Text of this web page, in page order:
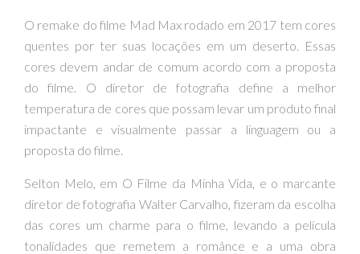
O remake do filme Mad Max rodado em 2017 tem cores
quentes por ter suas locações em um deserto. Essas
cores devem andar de comum acordo com a proposta
do filme. O diretor de fotografia define a melhor
temperatura de cores que possam levar um produto final
impactante e visualmente passar a linguagem ou a
proposta do filme.
Selton Melo, em O Filme da Minha Vida, e o marcante
diretor de fotografia Walter Carvalho, fizeram da escolha
das cores um charme para o filme, levando a película
tonalidades que remetem a românce e a uma obra